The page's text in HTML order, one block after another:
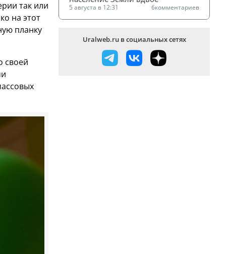
так или
на этот
планку
своей
5 августа в 12:31 6комментариев
Uralweb.ru в социальных сетях